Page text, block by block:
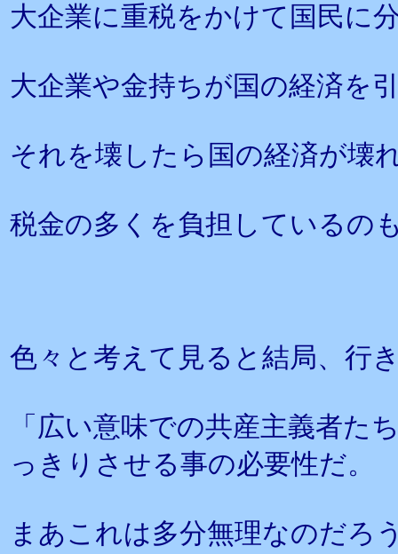
大企業に重税をかけて国民に
大企業や金持ちが国の経済を
それを壊したら国の経済が壊
税金の多くを負担しているの
色々と考えて見ると結局、行
「広い意味での共産主義者た
っきりさせる事の必要性だ。
まあこれは多分無理なのだろ